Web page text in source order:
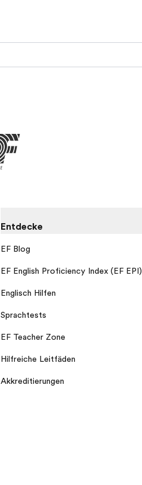
Entdecke
EF Blog
EF English Proficiency Index (EF EPI)
Englisch Hilfen
Sprachtests
EF Teacher Zone
Hilfreiche Leitfäden
Akkreditierungen